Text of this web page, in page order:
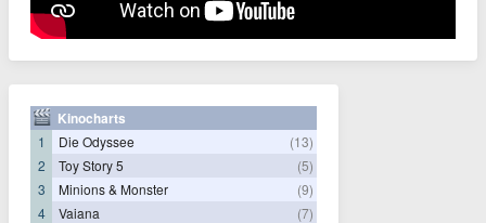
Kinocharts
1 Die Odyssee
(13)
2
Toy Story 5
(5)
3
Minions & Monster
(9)
4
Vaiana
(7)